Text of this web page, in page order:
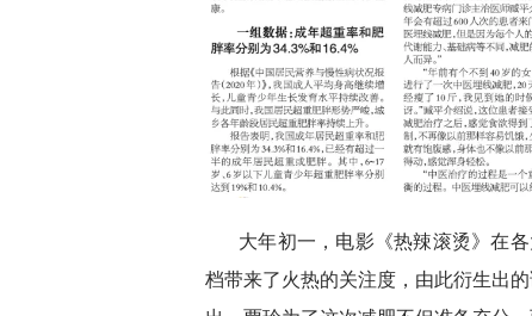
大年初一，电影《热辣滚烫》在
档带来了火热的关注度，由此衍生出